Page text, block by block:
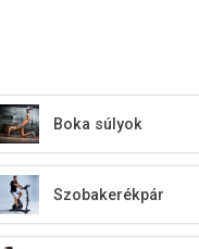
Boka súlyok
Szobakerékpár